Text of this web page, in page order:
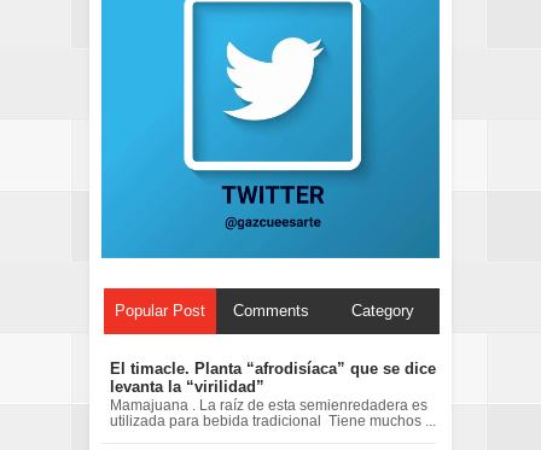
Popular Post Comments Category
El timacle. Planta “afrodisíaca” que se dice
levanta la “virilidad”
Mamajuana . La raíz de esta semienredadera es
utilizada para bebida tradicional Tiene muchos ...